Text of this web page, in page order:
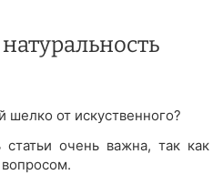
шелко от искуственного?
статьи очень важна, так как